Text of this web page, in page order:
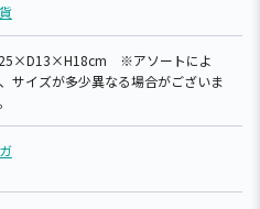
※アソートによ
サイズが多少異なる場合がございま